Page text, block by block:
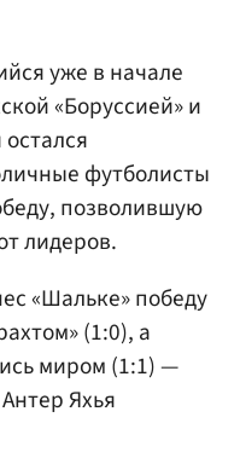
уже в начале
«Боруссией» и
футболисты
позволившую
лидеров.
«Шальке» победу
(1:0), а
миром (1:1) —
Яхья